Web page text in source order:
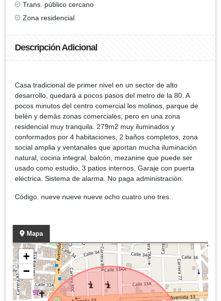
Trans. público cercano
Zona residencial
Descripción Adicional
Casa tradicional de primer nivel en un sector de alto
desarrollo, quedará a pocos pasos del metro de la 80. A
pocos minutos del centro comercial los molinos, parque de
belén y demás zonas comerciales, pero en una zona
residencial muy tranquila. 279m2 muy iluminados y
conformados por 4 habitaciones, 2 baños completos, zona
social amplia y ventanales que aportan mucha iluminación
natural, cocina integral, balcón, mezanine que puede ser
usado como estudio, 3 patios internos, Garaje con puerta
eléctrica. Sistema de alarma. No paga administración.
Código. nueve nueve nueve ocho cuatro uno tres .
Mapa
+
−